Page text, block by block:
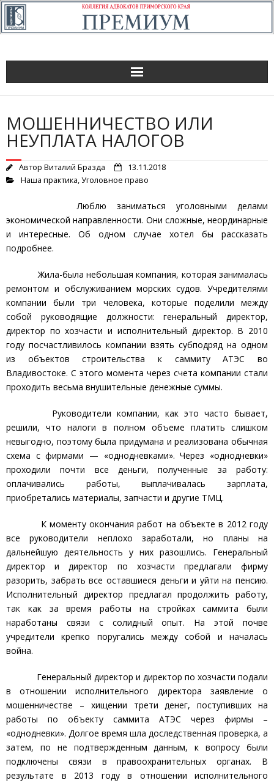
МОШЕННИЧЕСТВО ИЛИ
НЕУПЛАТА НАЛОГОВ
Автор Виталий Бразда
13.11.2018
Наша практика,Уголовное право
Люблю заниматься уголовными делами
экономической направленности. Они сложные, неординарные
и интересные. Об одном случае хотел бы рассказать
подробнее.
Жила-была небольшая компания, которая занималась
ремонтом и обслуживанием морских судов. Учредителями
компании были три человека, которые поделили между
собой руководящие должности: генеральный директор,
директор по хозчасти и исполнительный директор. В 2010
году посчастливилось компании взять субподряд на одном
из объектов строительства к саммиту АТЭС во
Владивостоке. С этого момента через счета компании стали
проходить весьма внушительные денежные суммы.
Руководители компании, как это часто бывает,
решили, что налоги в полном объеме платить слишком
невыгодно, поэтому была придумана и реализована обычная
схема с фирмами — «однодневками». Через «однодневки»
проходили почти все деньги, полученные за работу:
оплачивались работы, выплачивалась зарплата,
приобретались материалы, запчасти и другие ТМЦ.
К моменту окончания работ на объекте в 2012 году
все руководители неплохо заработали, но планы на
дальнейшую деятельность у них разошлись. Генеральный
директор и директор по хозчасти предлагали фирму
разорить, забрать все оставшиеся деньги и уйти на пенсию.
Исполнительный директор предлагал продолжить работу,
так как за время работы на стройках саммита были
наработаны связи с солидный опыт. На этой почве
учредители крепко поругались между собой и началась
война.
Генеральный директор и директор по хозчасти подали
в отношении исполнительного директора заявление о
мошенничестве – хищении трети денег, поступивших на
работы по объекту саммита АТЭС через фирмы –
«однодневки». Долгое время шла доследственная проверка, а
затем, по не подтвержденным данным, к вопросу были
подключены связи в правоохранительных органах. В
результате в 2013 году в отношении исполнительного